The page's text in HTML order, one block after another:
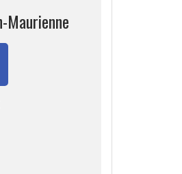
Maurienne